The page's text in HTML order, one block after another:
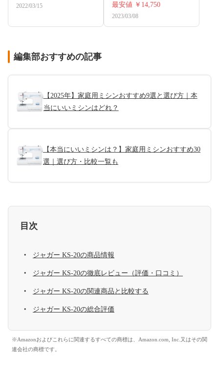
2022/03/15
最安値 ￥14,750
2023/03/08
編集部おすすめの記事
【2025年】家庭用ミシンおすすめ9選と選び方｜本
当にいいミシンはどれ？
【本当にいいミシンは？】家庭用ミシンおすすめ30
選｜選び方・比較一覧も
目次
ジャガー KS-20の商品情報
ジャガー KS-20の徹底レビュー（評価・口コミ）
ジャガー KS-20の関連商品と比較する
ジャガー KS-20の総合評価
※Amazonおよびこれらに関連するすべての商標は、Amazon.com, Inc.又はその関
連会社の商標です。